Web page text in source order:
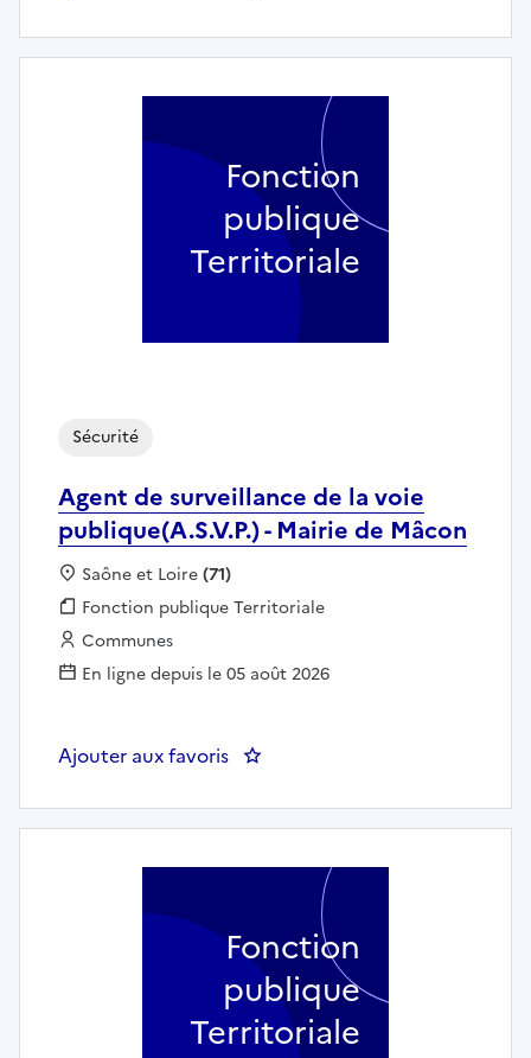
Agent de surveillance de la voie
publique(A.S.V.P.) - Mairie de Mâcon
Sécurité
Localisation :
Saône et Loire(71)
Fonction publique :
Fonction publique Territoriale
Employeur :
Communes
En ligne depuis le 05 août 2026
Ajouter aux favoris : Agent de surveillance de la
Fonction
publique
Territoriale
Fonction
publique
Territoriale